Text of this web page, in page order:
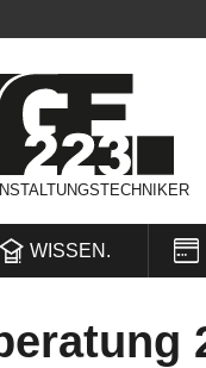
WISSEN.